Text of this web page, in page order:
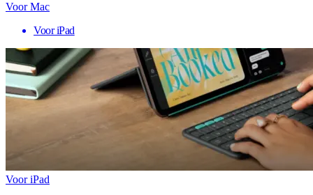
Voor Mac
Voor iPad
Voor iPad